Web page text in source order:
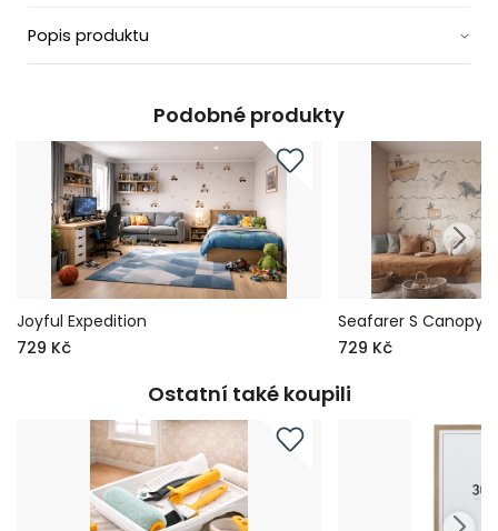
Popis produktu
Podobné produkty
Joyful Expedition
729 Kč
Seafarer S Canopy
729 Kč
Ostatní také koupili